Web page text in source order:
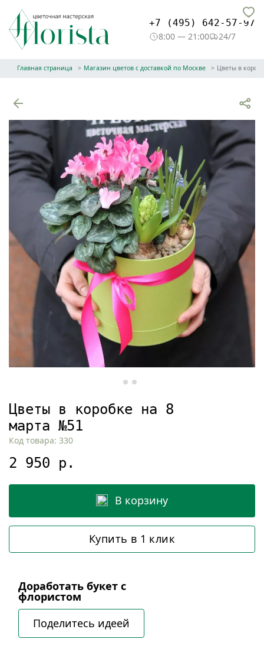
+7 (495) 642-57-97
8:00 — 21:00
24/7
Главная страница Магазин цветов с доставкой по Москве Цветы в
Цветы в коробке на 8
марта №51
Код товара: 330
2 950 р.
В корзину
Купить в 1 клик
Доработать букет с
флористом
Поделитесь идеей